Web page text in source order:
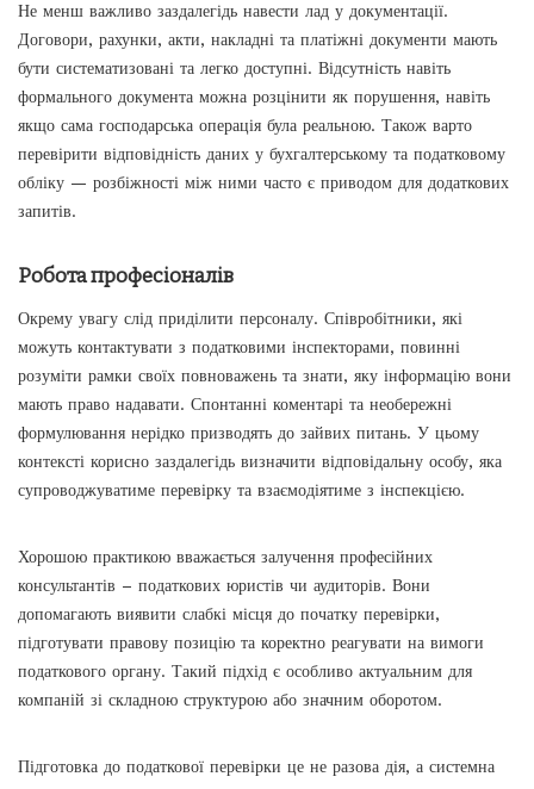
Не менш важливо заздалегідь навести лад у документації.
Договори, рахунки, акти, накладні та платіжні документи мають
бути систематизовані та легко доступні. Відсутність навіть
формального документа можна розцінити як порушення, навіть
якщо сама господарська операція була реальною. Також варто
перевірити відповідність даних у бухгалтерському та податковому
обліку — розбіжності між ними часто є приводом для додаткових
запитів.
Робота професіоналів
Окрему увагу слід приділити персоналу. Співробітники, які
можуть контактувати з податковими інспекторами, повинні
розуміти рамки своїх повноважень та знати, яку інформацію вони
мають право надавати. Спонтанні коментарі та необережні
формулювання нерідко призводять до зайвих питань. У цьому
контексті корисно заздалегідь визначити відповідальну особу, яка
супроводжуватиме перевірку та взаємодіятиме з інспекцією.
Хорошою практикою вважається залучення професійних
консультантів – податкових юристів чи аудиторів. Вони
допомагають виявити слабкі місця до початку перевірки,
підготувати правову позицію та коректно реагувати на вимоги
податкового органу. Такий підхід є особливо актуальним для
компаній зі складною структурою або значним оборотом.
Підготовка до податкової перевірки це не разова дія, а системна